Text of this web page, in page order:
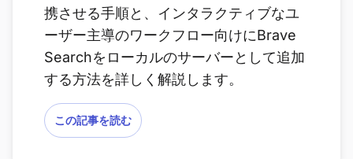
携させる手順と、インタラクティブなユ
ーザー主導のワークフロー向けにBrave
Searchをローカルのサーバーとして追加
する方法を詳しく解説します。
この記事を読む